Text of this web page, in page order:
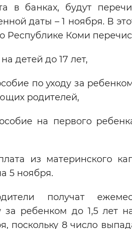
Цвет сайта
Инверсивный
Выключены
Звуковой ассистент
стандартные настройки
в банках, будут
даты – 1 ноября. В
Республике Коми
детей до 17 лет,
по уходу за
родителей,
на первого
из материнского
5 ноября.
получат
за ребенком до 1,5 лет
поскольку 8 число